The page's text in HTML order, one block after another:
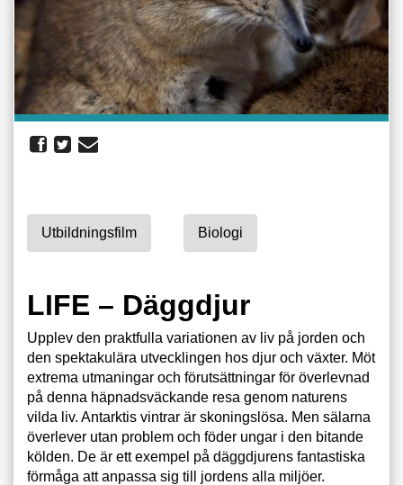
Utbildningsfilm Biologi
LIFE – Däggdjur
Upplev den praktfulla variationen av liv på jorden och
den spektakulära utvecklingen hos djur och växter. Möt
extrema utmaningar och förutsättningar för överlevnad
på denna häpnadsväckande resa genom naturens
vilda liv. Antarktis vintrar är skoningslösa. Men sälarna
överlever utan problem och föder ungar i den bitande
kölden. De är ett exempel på däggdjurens fantastiska
förmåga att anpassa sig till jordens alla miljöer.